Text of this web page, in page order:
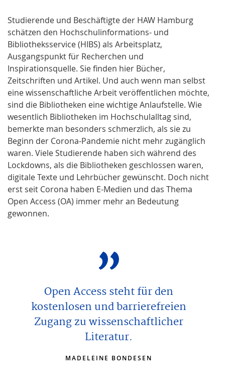
Studierende und Beschäftigte der HAW Hamburg
schätzen den Hochschulinformations- und
Bibliotheksservice (HIBS) als Arbeitsplatz,
Ausgangspunkt für Recherchen und
Inspirationsquelle. Sie finden hier Bücher,
Zeitschriften und Artikel. Und auch wenn man selbst
eine wissenschaftliche Arbeit veröffentlichen möchte,
sind die Bibliotheken eine wichtige Anlaufstelle. Wie
wesentlich Bibliotheken im Hochschulalltag sind,
bemerkte man besonders schmerzlich, als sie zu
Beginn der Corona-Pandemie nicht mehr zugänglich
waren. Viele Studierende haben sich während des
Lockdowns, als die Bibliotheken geschlossen waren,
digitale Texte und Lehrbücher gewünscht. Doch nicht
erst seit Corona haben E-Medien und das Thema
Open Access (OA) immer mehr an Bedeutung
gewonnen.
Open Access steht für den
kostenlosen und barrierefreien
Zugang zu wissenschaftlicher
Literatur.
MADELEINE BONDESEN